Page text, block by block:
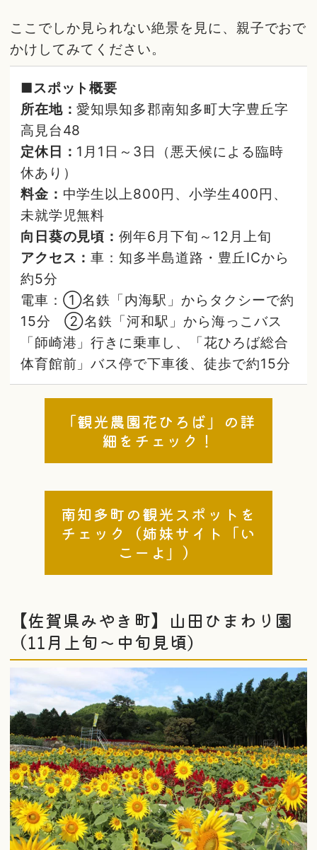
ここでしか見られない絶景を見に、親子でおで
かけしてみてください。
■スポット概要
所在地：愛知県知多郡南知多町大字豊丘字
高見台48
定休日： 1月1日～3日（悪天候による臨時
休あり）
料金： 中学生以上800円、小学生400円、
未就学児無料
向日葵の見頃：例年6月下旬～12月上旬
アクセス：車：知多半島道路・豊丘ICから
約5分
電車：①名鉄「内海駅」からタクシーで約
15分 ②名鉄「河和駅」から海っこバス
「師崎港」行きに乗車し、「花ひろば総合
体育館前」バス停で下車後、徒歩で約15分
「観光農園花ひろば」の詳
細をチェック！
南知多町の観光スポットを
チェック（姉妹サイト「い
こーよ」）
【佐賀県みやき町】山田ひまわり園
（11月上旬〜中旬見頃）